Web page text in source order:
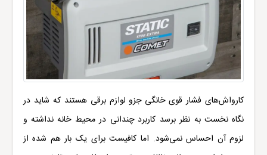
کارواش‌های فشار قوی خانگی جزو لوازم برقی هستند که شاید در
نگاه نخست به نظر برسد کاربرد چندانی در محیط خانه نداشته و
لزوم آن احساس نمی‌شود. اما کافیست برای یک بار هم شده از